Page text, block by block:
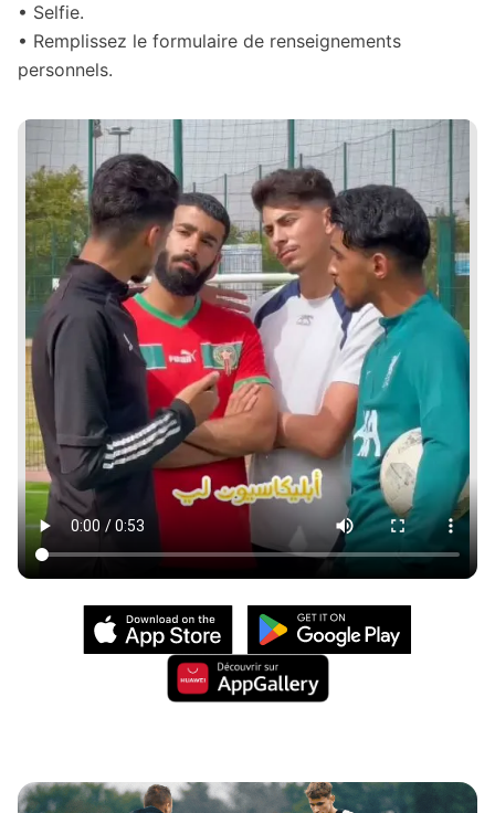
• Selfie.
• Remplissez le formulaire de renseignements
personnels.